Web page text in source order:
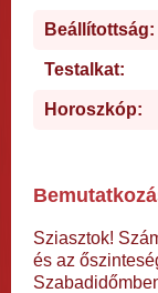
Beállítottság:
Testalkat:
Horoszkóp:
Sziasztok!
és az